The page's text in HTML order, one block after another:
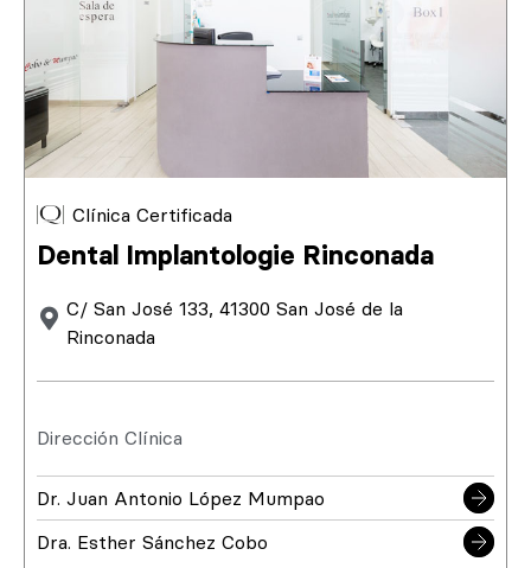
Clínica Certificada
Dental Implantologie Rinconada
C/ San José 133, 41300 San José de la
Rinconada
Dirección Clínica
Dr. Juan Antonio López Mumpao
Dra. Esther Sánchez Cobo